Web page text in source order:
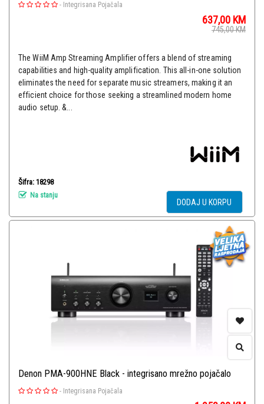
- Integrisana Pojačala
637,00 KM
745,00KM
The WiiM Amp Streaming Amplifier offers a blend of streaming
capabilities and high-quality amplification. This all-in-one solution
eliminates the need for separate music streamers, making it an
efficient choice for those seeking a streamlined modern home
audio setup. &...
Šifra: 18298
Na stanju
DODAJ U KORPU
Denon PMA-900HNE Black - integrisano mrežno pojačalo
- Integrisana Pojačala